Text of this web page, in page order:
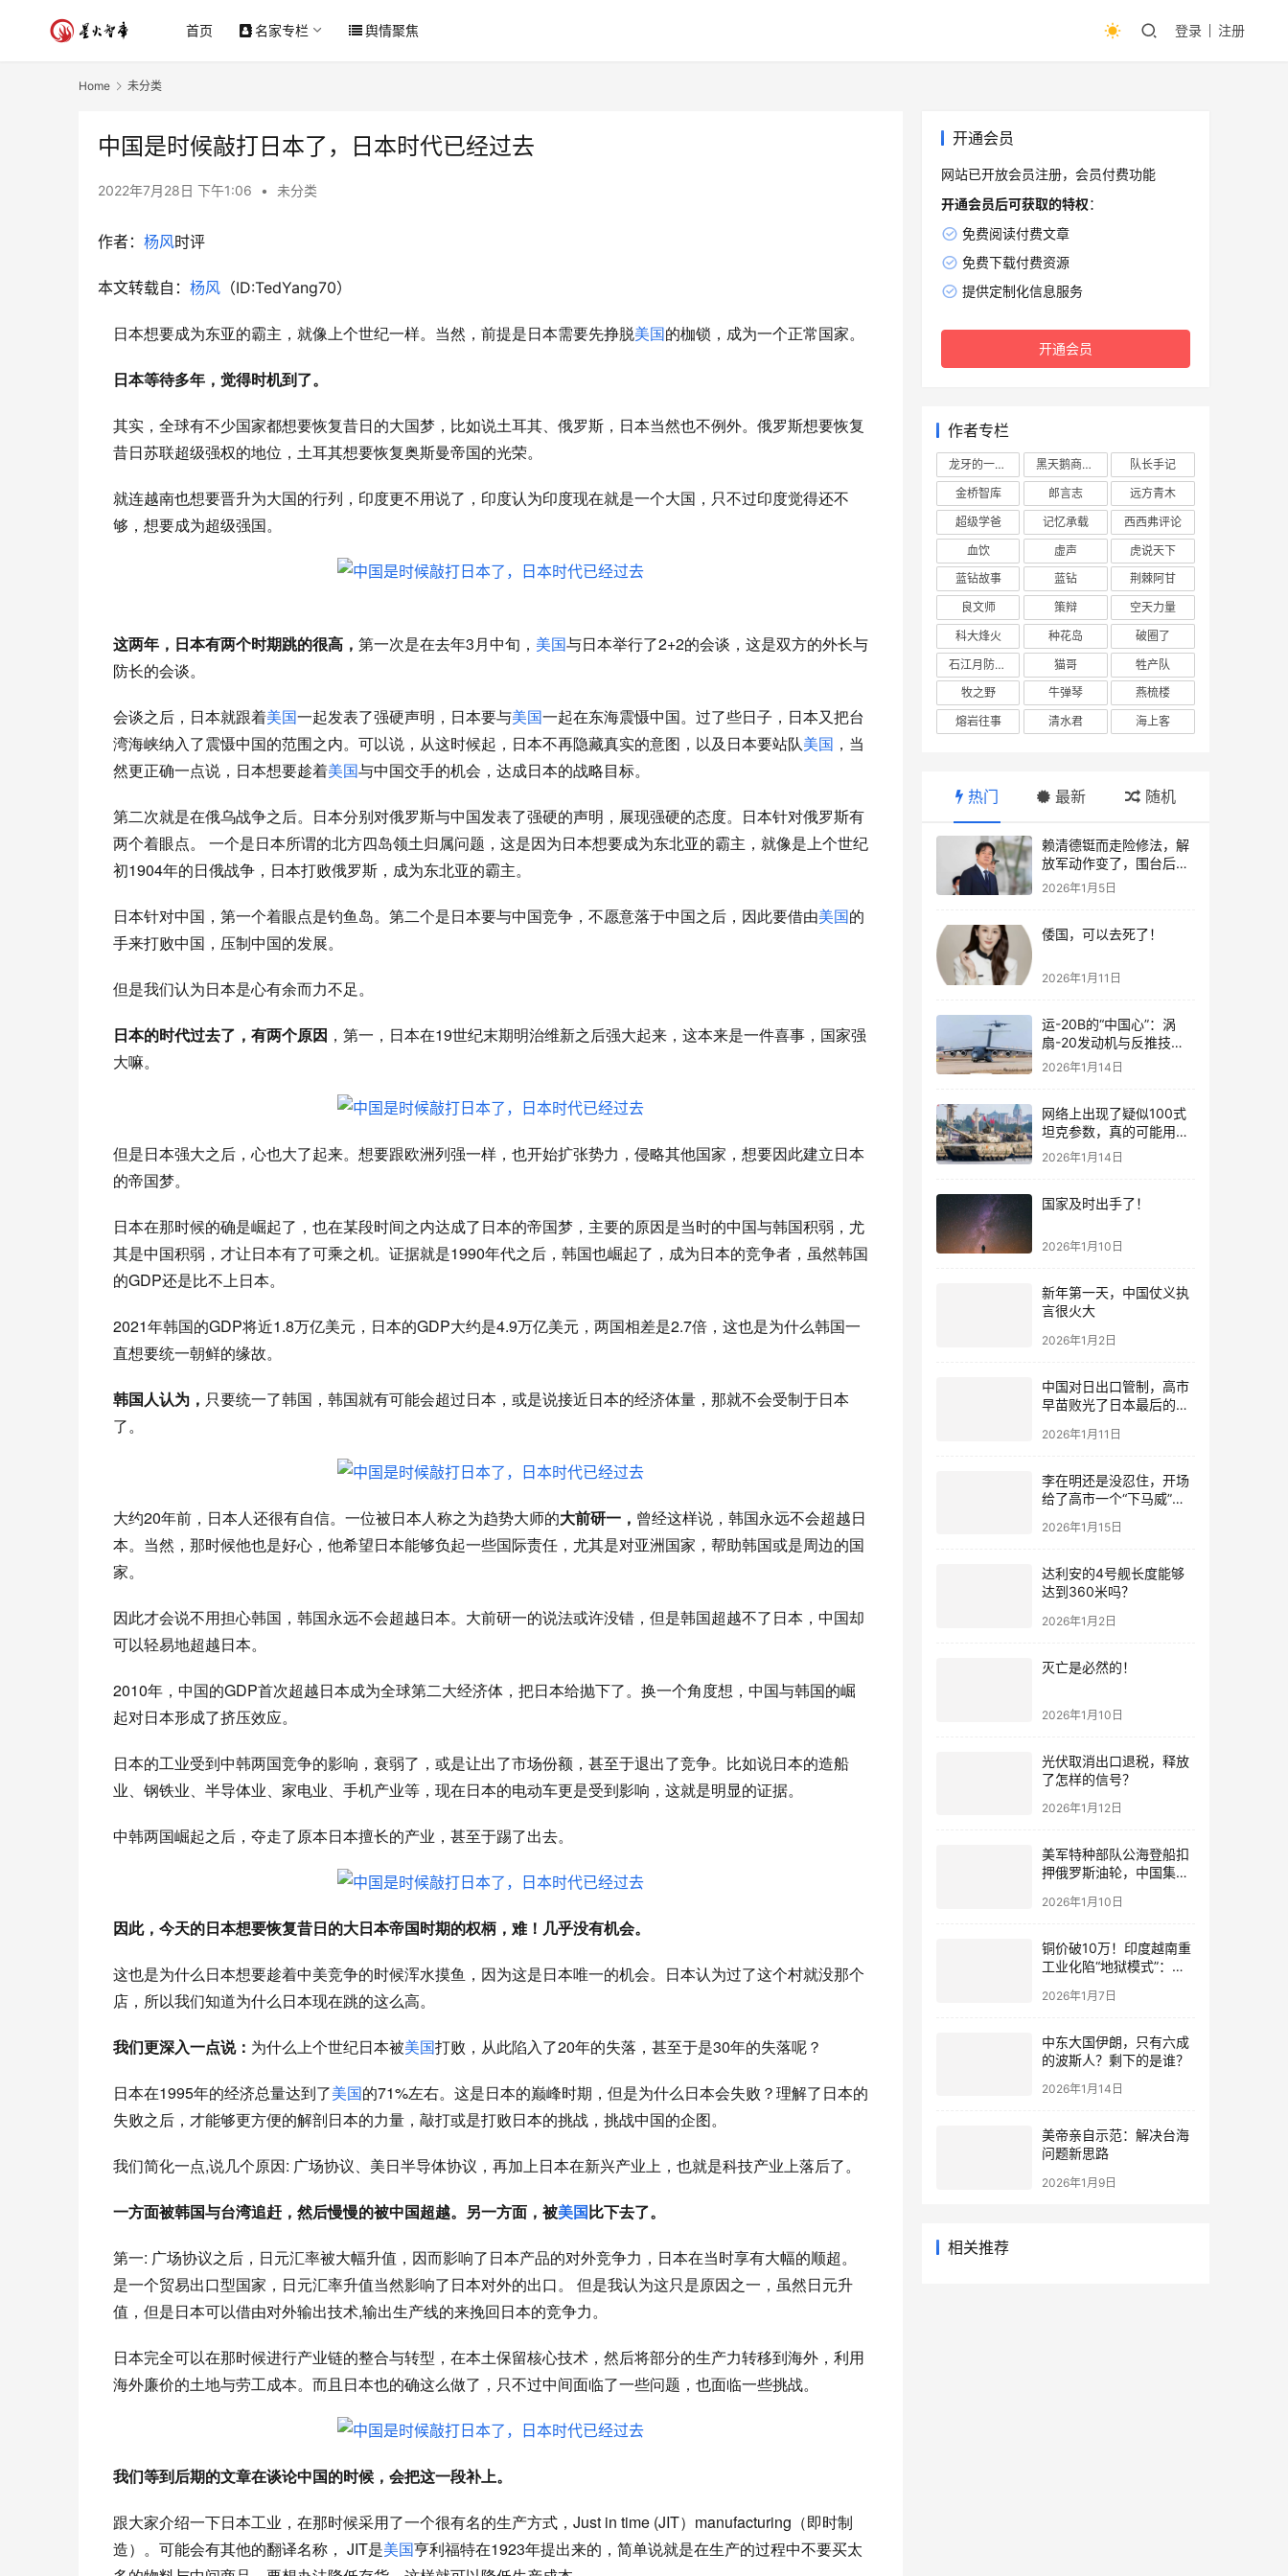
首页 名家专栏 舆情聚焦 登录 注册
Home 未分类
中国是时候敲打日本了，日本时代已经过去
2022年7月28日 下午1:06 • 未分类
作者： 杨风时评
本文转载自： 杨风 （ID:TedYang70）
日本想要成为东亚的霸主，就像上个世纪一样。当然，前提是日本需要先挣脱美国的枷锁，成为一个正常国家。
日本等待多年，觉得时机到了。
其实，全球有不少国家都想要恢复昔日的大国梦，比如说土耳其、俄罗斯，日本当然也不例外。俄罗斯想要恢复
昔日苏联超级强权的地位，土耳其想要恢复奥斯曼帝国的光荣。
就连越南也想要晋升为大国的行列，印度更不用说了，印度认为印度现在就是一个大国，只不过印度觉得还不
够，想要成为超级强国。
这两年，日本有两个时期跳的很高， 第一次是在去年3月中旬， 美国与日本举行了2+2的会谈，这是双方的外长与
防长的会谈。
会谈之后，日本就跟着美国一起发表了强硬声明，日本要与美国一起在东海震慑中国。过了些日子，日本又把台
湾海峡纳入了震慑中国的范围之内。可以说，从这时候起，日本不再隐藏真实的意图，以及日本要站队美国 ，当
然更正确一点说，日本想要趁着美国与中国交手的机会，达成日本的战略目标。
第二次就是在俄乌战争之后。日本分别对俄罗斯与中国发表了强硬的声明，展现强硬的态度。日本针对俄罗斯有
两个着眼点。
一个是日本所谓的北方四岛领土归属问题，这是因为日本想要成为东北亚的霸主，就像是上个世纪
初1904年的日俄战争，日本打败俄罗斯，成为东北亚的霸主。
日本针对中国，第一个着眼点是钓鱼岛。第二个是日本要与中国竞争，不愿意落于中国之后，因此要借由美国的
手来打败中国，压制中国的发展。
但是我们认为日本是心有余而力不足。
日本的时代过去了，有两个原因 ，第一，日本在19世纪末期明治维新之后强大起来，这本来是一件喜事，国家强
大嘛。
但是日本强大之后，心也大了起来。想要跟欧洲列强一样，也开始扩张势力，侵略其他国家，想要因此建立日本
的帝国梦。
日本在那时候的确是崛起了，也在某段时间之内达成了日本的帝国梦，主要的原因是当时的中国与韩国积弱，尤
其是中国积弱，才让日本有了可乘之机。证据就是1990年代之后，韩国也崛起了 ，成为日本的竞争者，虽然韩国
的GDP还是比不上日本。
2021年韩国的GDP将近1.8万亿美元，日本的GDP大约是4.9万亿美元，两国相差是2.7倍，这也是为什么韩国一
直想要统一朝鲜的缘故。
韩国人认为， 只要统一了韩国，韩国就有可能会超过日本，或是说接近日本的经济体量，那就不会受制于日本
了。
大约20年前，日本人还很有自信。一位被日本人称之为趋势大师的大前研一 ， 曾经这样说，韩国永远不会超越日
本。当然，那时候他也是好心，他希望日本能够负起一些国际责任，尤其是对亚洲国家，帮助韩国或是周边的国
家。
因此才会说不用担心韩国，韩国永远不会超越日本。大前研一的说法或许没错，但是韩国超越不了日本，中国却
可以轻易地超越日本。
2010年，中国的GDP首次超越日本成为全球第二大经济体，把日本给抛下了。换一个角度想，中国与韩国的崛
起对日本形成了挤压效应。
日本的工业受到中韩两国竞争的影响，衰弱了，或是让出了市场份额，甚至于退出了竞争。比如说日本的造船
业、钢铁业、半导体业、家电业、手机产业等，现在日本的电动车更是受到影响，这就是明显的证据。
中韩两国崛起之后，夺走了原本日本擅长的产业，甚至于踢了出去。
因此，今天的日本想要恢复昔日的大日本帝国时期的权柄，难！几乎没有机会。
这也是为什么日本想要趁着中美竞争的时候浑水摸鱼，因为这是日本唯一的机会。日本认为过了这个村就没那个
店，所以我们知道为什么日本现在跳的这么高。
我们更深入一点说： 为什么上个世纪日本被美国打败，从此陷入了20年的失落，甚至于是30年的失落呢？
日本在1995年的经济总量达到了美国的71%左右。这是日本的巅峰时期，但是为什么日本会失败？理解了日本的
失败之后，才能够更方便的解剖日本的力量，敲打或是打败日本的挑战，挑战中国的企图。
我们简化一点,说几个原因: 广场协议、美日半导体协议，再加上日本在新兴产业上，也就是科技产业上落后了。
一方面被韩国与台湾追赶，然后慢慢的被中国超越。另一方面，被美国比下去了。
第一: 广场协议之后，日元汇率被大幅升值，因而影响了日本产品的对外竞争力，日本在当时享有大幅的顺超。
是一个贸易出口型国家，日元汇率升值当然影响了日本对外的出口。
但是我认为这只是原因之一，虽然日元升
值，但是日本可以借由对外输出技术,输出生产线的来挽回日本的竞争力。
日本完全可以在那时候进行产业链的整合与转型，在本土保留核心技术，然后将部分的生产力转移到海外，利用
海外廉价的土地与劳工成本。而且日本也的确这么做了，只不过中间面临了一些问题，也面临一些挑战。
我们等到后期的文章在谈论中国的时候，会把这一段补上。
跟大家介绍一下日本工业，在那时候采用了一个很有名的生产方式， Just in time (JIT） manufacturing （即时制
造）。可能会有其他的翻译名称， JIT是美国亨利福特在1923年提出来的，简单说就是在生产的过程中不要买太
开通会员
网站已开放会员注册，会员付费功能
开通会员后可获取的特权：
免费阅读付费文章
免费下载付费资源
提供定制化信息服务
开通会员
作者专栏
龙牙的一座山 黑天鹅商业情报站
队长手记
金桥智库
郎言志
远方青木
超级学爸
记忆承载
西西弗评论
血饮
虚声
虎说天下
蓝钻故事
蓝钻
荆棘阿甘
良文师
策辩
空天力量
科大烽火
种花岛
破圈了
石江月防务观察
猫哥
牲产队
牧之野
牛弹琴
燕梳楼
熔岩往事
清水君 海上客
热门 最新 随机
赖清德铤而走险修法，解
放军动作变了，围台后的
“真正杀招”曝光
2026年1月5日
倭国，可以去死了！
2026年1月11日
运-20B的“中国心”：涡
扇-20发动机与反推技术
大突破！
2026年1月14日
网络上出现了疑似100式
坦克参数，真的可能用了
钛合金装甲！
2026年1月14日
国家及时出手了！
2026年1月10日
新年第一天，中国仗义执
言很火大
2026年1月2日
中国对日出口管制，高市
早苗败光了日本最后的国
2026年1月11日
李在明还是没忍住，开场
给了高市一个“下马威”，
2026年1月15日
达利安的4号舰长度能够
达到360米吗？
2026年1月2日
灭亡是必然的！
2026年1月10日
光伏取消出口退税，释放
了怎样的信号？
2026年1月12日
美军特种部队公海登船扣
押俄罗斯油轮，中国集装
2026年1月10日
铜价破10万！印度越南重
工业化陷“地狱模式”：中
再也复刻不了
2026年1月7日
中东大国伊朗，只有六成
的波斯人？剩下的是谁？
2026年1月14日
美帝亲自示范：解决台海
问题新思路
2026年1月9日
相关推荐